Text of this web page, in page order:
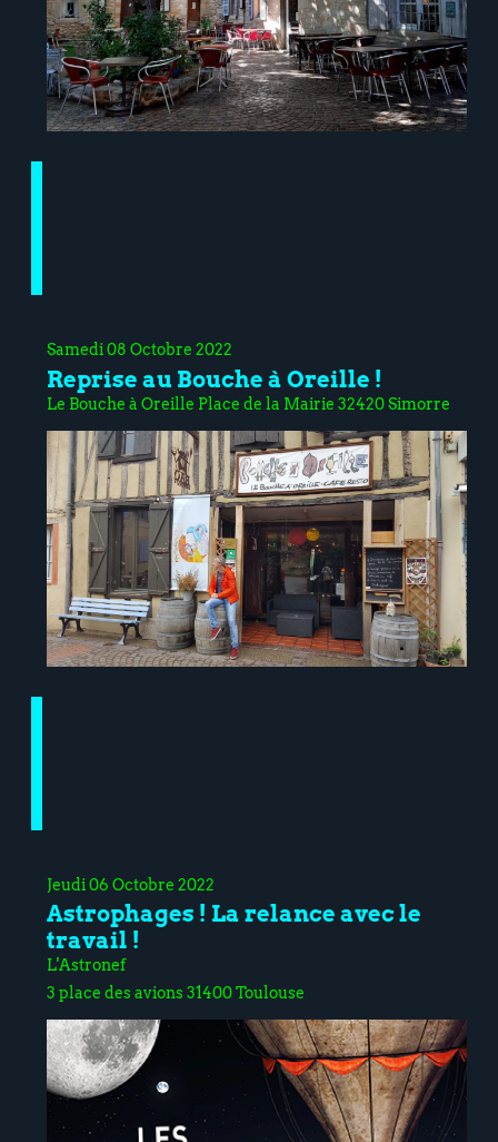
Samedi 08 Octobre 2022
Reprise au Bouche à Oreille !
Le Bouche à Oreille Place de la Mairie 32420 Simorre
Jeudi 06 Octobre 2022
Astrophages ! La relance avec le
travail !
L'Astronef
3 place des avions 31400 Toulouse